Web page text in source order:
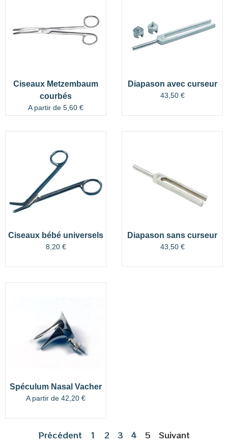
Ciseaux Metzembaum
courbés
A partir de 5,60 €
Diapason avec curseur
43,50 €
Ciseaux bébé universels
8,20 €
Diapason sans curseur
43,50 €
Spéculum Nasal Vacher
A partir de 42,20 €
Précédent 1 2 3 4 5 Suivant